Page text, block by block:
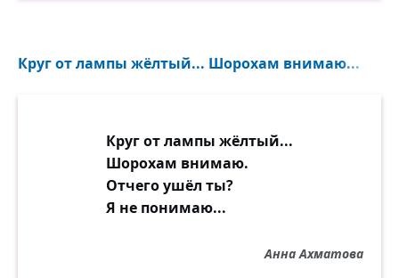
Круг от лампы жёлтый... Шорохам внимаю...
Круг от лампы жёлтый...
Шорохам внимаю.
Отчего ушёл ты?
Я не понимаю...
Анна Ахматова